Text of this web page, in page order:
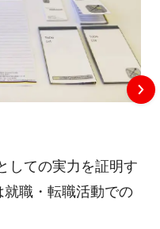
しての実力を証明す
職・転職活動での